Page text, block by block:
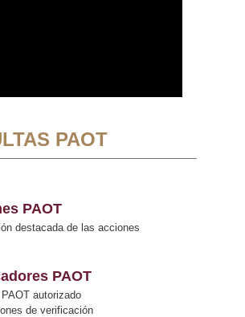
PAOT
PAOT
destacada de las acciones
PAOT
autorizado
de verificación